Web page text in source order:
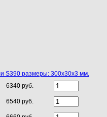
S390 размеры: 300х30х3 мм.
6340 руб.
6540 руб.